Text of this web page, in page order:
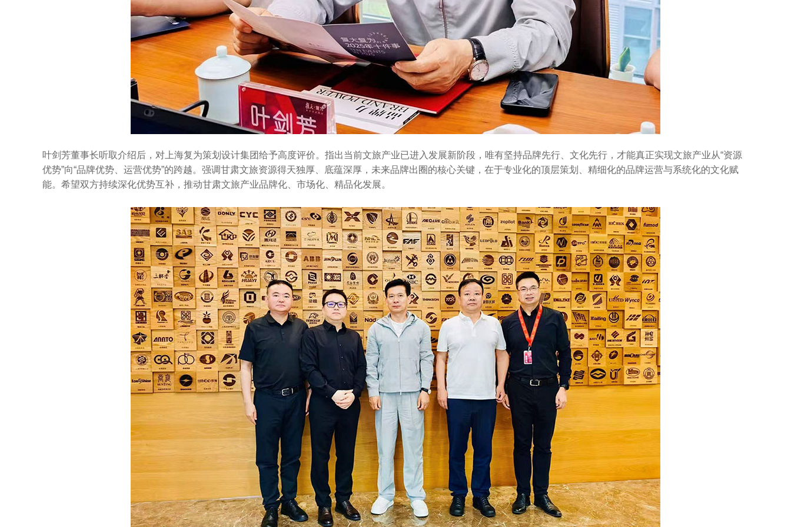
叶剑芳董事长听取介绍后，对上海复为策划设计集团给予高度评价。指出当前文旅产业已进入发展新阶段，唯有坚持品牌先行、文化先行，才能真正实现文旅产业从“资源
优势”向“品牌优势、运营优势”的跨越。强调甘肃文旅资源得天独厚、底蕴深厚，未来品牌出圈的核心关键，在于专业化的顶层策划、精细化的品牌运营与系统化的文化赋
能。希望双方持续深化优势互补，推动甘肃文旅产业品牌化、市场化、精品化发展。